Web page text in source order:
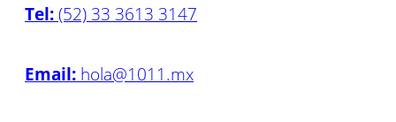
Tel:(52) 33 3613 3147
Email: hola@1011.mx